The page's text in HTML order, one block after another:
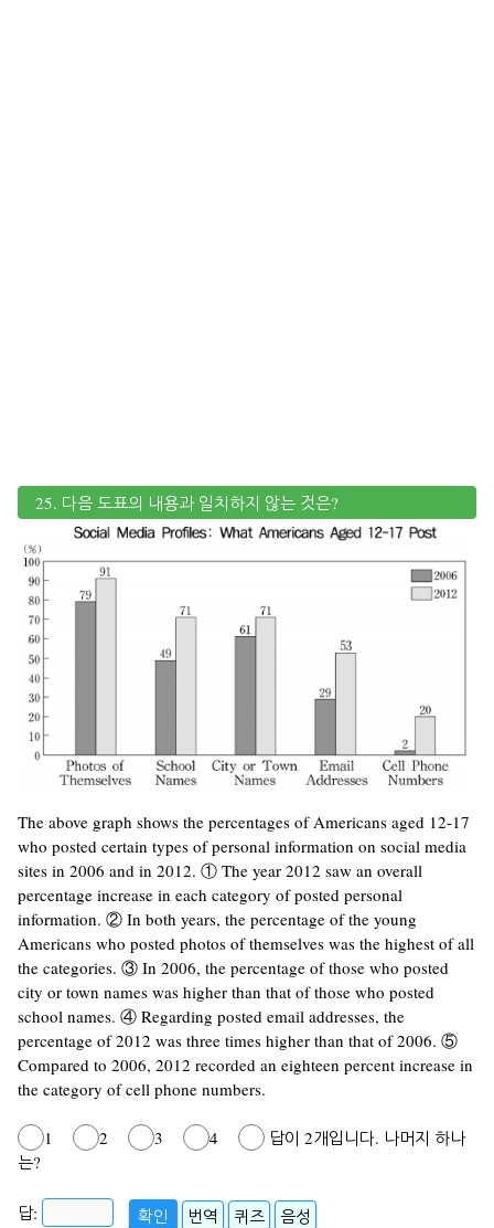
25. 다음 도표의 내용과 일치하지 않는 것은?
The above graph shows the percentages of Americans aged 12-17
who posted certain types of personal information on social media
sites in 2006 and in 2012. ① The year 2012 saw an overall
percentage increase in each category of posted personal
information. ② In both years, the percentage of the young
Americans who posted photos of themselves was the highest of all
the categories. ③ In 2006, the percentage of those who posted
city or town names was higher than that of those who posted
school names. ④ Regarding posted email addresses, the
percentage of 2012 was three times higher than that of 2006. ⑤
Compared to 2006, 2012 recorded an eighteen percent increase in
the category of cell phone numbers.
1 2 3 4
답이 2개입니다. 나머지 하나
는?
답: 확인 번역 퀴즈 음성